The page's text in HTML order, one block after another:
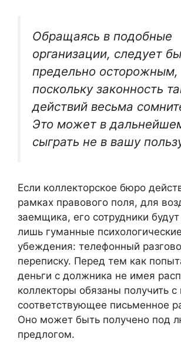
Обращаясь в подобные
организации, следует
предельно осторожным,
поскольку законность
действий весьма
Это может в
сыграть не в вашу
Если коллекторское бюро
рамках правового поля, для
заемщика, его сотрудники
лишь гуманные
убеждения: телефонный
переписку. Перед тем как
деньги с должника не имея
коллекторы обязаны получить с
соответствующее письменное
Оно может быть получено под
предлогом.